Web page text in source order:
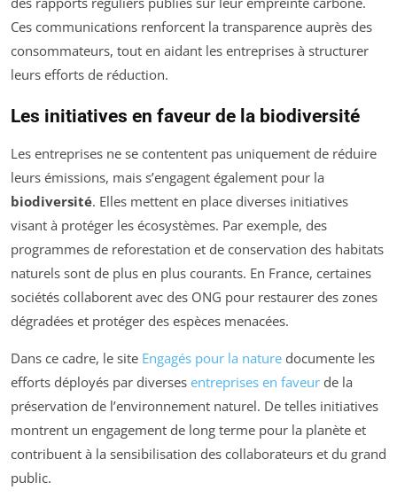
Ces communications renforcent la transparence auprès des
consommateurs, tout en aidant les entreprises à structurer
leurs efforts de réduction.
Les initiatives en faveur de la biodiversité
Les entreprises ne se contentent pas uniquement de réduire
leurs émissions, mais s’engagent également pour la
biodiversité. Elles mettent en place diverses initiatives
visant à protéger les écosystèmes. Par exemple, des
programmes de reforestation et de conservation des habitats
naturels sont de plus en plus courants. En France, certaines
sociétés collaborent avec des ONG pour restaurer des zones
dégradées et protéger des espèces menacées.
Dans ce cadre, le site Engagés pour la nature documente les
efforts déployés par diverses entreprises en faveur de la
préservation de l’environnement naturel. De telles initiatives
montrent un engagement de long terme pour la planète et
contribuent à la sensibilisation des collaborateurs et du grand
public.